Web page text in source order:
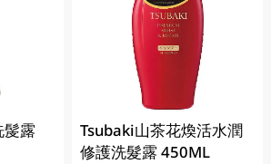
露
Tsubaki山茶花煥活水潤
修護洗髮露 450ML